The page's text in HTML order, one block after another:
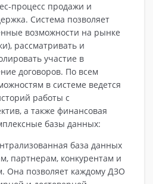
процесс продажи и
Система позволяет
возможности на рынке
рассматривать и
участие в
договоров. По всем
в системе ведется
работы с
а также финансовая
базы данных:
база данных
партнерам, конкурентам и
Она позволяет каждому ДЗО